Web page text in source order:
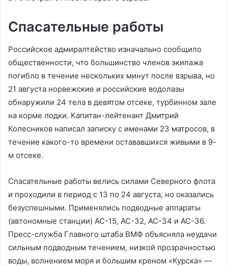
Спасательные работы
Российское адмиралтейство изначально сообщило
общественности, что большинство членов экипажа
погибло в течение нескольких минут после взрыва, но
21 августа норвежские и российские водолазы
обнаружили 24 тела в девятом отсеке, турбинном зале
на корме лодки. Капитан-лейтенант Дмитрий
Колесников написал записку с именами 23 матросов, в
течение какого-то времени остававшихся живыми в 9-
м отсеке.
Спасательные работы велись силами Северного флота
и проходили в период с 13 по 24 августа, но оказались
безуспешными. Применялись подводные аппараты
(автономные станции) АС-15, АС-32, АС-34 и АС-36.
Пресс-служба Главного штаба ВМФ объясняла неудачи
сильным подводным течением, низкой прозрачностью
воды, волнением моря и большим креном «Курска» —